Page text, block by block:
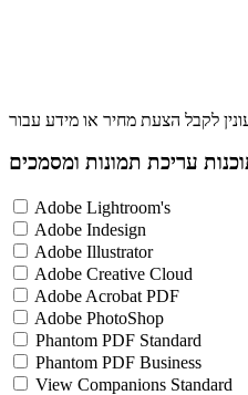
עריכת תמונות ומסמכים
Adobe Lightroom's
Adobe Indesign
Adobe Illustrator
Adobe Creative Cloud
Adobe Acrobat PDF
Adobe PhotoShop
Phantom PDF Standard
Phantom PDF Business
View Companions Standard